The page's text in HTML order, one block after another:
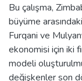
Bu çalışma,
büyüme
Furqani ve
ekonomisi için iki
modeli
değişkenler son